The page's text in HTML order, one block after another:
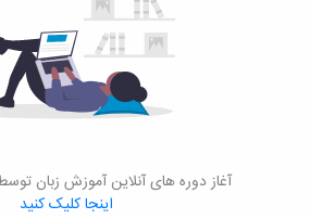
آغاز دوره های آنلاین آموزش زبان
اینجا کلیک کنید